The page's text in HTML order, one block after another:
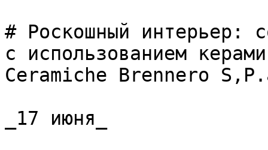
# Роскошный интерьер:
с использованием
Ceramiche Brennero
_17 июня_